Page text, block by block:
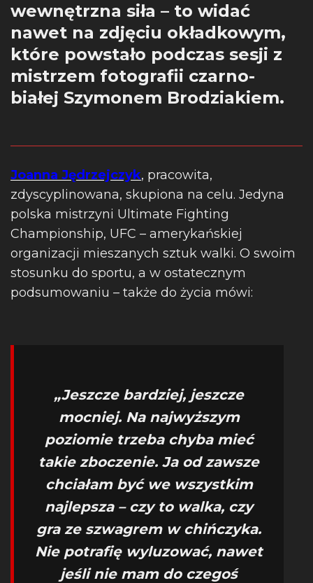
wewnętrzna siła – to widać
nawet na zdjęciu okładkowym,
które powstało podczas sesji z
mistrzem fotografii czarno-
białej Szymonem Brodziakiem.
Joanna Jędrzejczyk, pracowita,
zdyscyplinowana, skupiona na celu. Jedyna
polska mistrzyni Ultimate Fighting
Championship, UFC – amerykańskiej
organizacji mieszanych sztuk walki. O swoim
stosunku do sportu, a w ostatecznym
podsumowaniu – także do życia mówi:
„Jeszcze bardziej, jeszcze
mocniej. Na najwyższym
poziomie trzeba chyba mieć
takie zboczenie. Ja od zawsze
chciałam być we wszystkim
najlepsza – czy to walka, czy
gra ze szwagrem w chińczyka.
Nie potrafię wyluzować, nawet
jeśli nie mam do czegoś